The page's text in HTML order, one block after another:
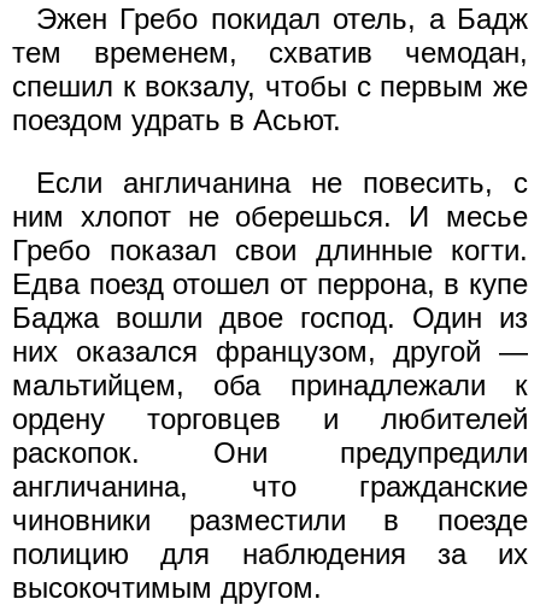
Эжен Гребо покидал отель, а Бадж
тем временем, схватив чемодан,
спешил к вокзалу, чтобы с первым же
поездом удрать в Асьют.
Если англичанина не повесить, с
ним хлопот не оберешься. И месье
Гребо показал свои длинные когти.
Едва поезд отошел от перрона, в купе
Баджа вошли двое господ. Один из
них оказался французом, другой —
мальтийцем, оба принадлежали к
ордену торговцев и любителей
раскопок. Они предупредили
англичанина, что гражданские
чиновники разместили в поезде
полицию для наблюдения за их
высокочтимым другом.